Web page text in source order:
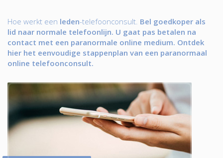
Hoe werkt een leden-telefoonconsult. Bel goedkoper als
lid naar normale telefoonlijn. U gaat pas betalen na
contact met een paranormale online medium. Ontdek
hier het eenvoudige stappenplan van een paranormaal
online telefoonconsult.